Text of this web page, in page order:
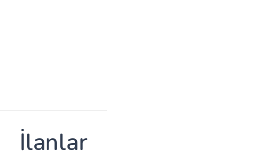
İlanlar